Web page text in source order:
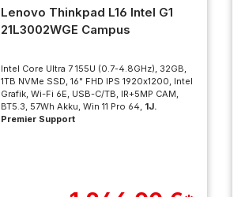
Lenovo Thinkpad L16 Intel G1
21L3002WGE Campus
Intel Core Ultra 7 155U (0.7-4.8GHz), 32GB,
1TB NVMe SSD, 16" FHD IPS 1920x1200, Intel
Grafik, Wi-Fi 6E, USB-C/TB, IR+5MP CAM,
BT5.3, 57Wh Akku, Win 11 Pro 64, 1J.
Premier Support